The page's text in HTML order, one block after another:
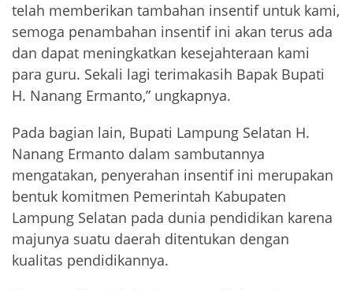
telah memberikan tambahan insentif untuk kami,
semoga penambahan insentif ini akan terus ada
dan dapat meningkatkan kesejahteraan kami
para guru. Sekali lagi terimakasih Bapak Bupati
H. Nanang Ermanto,” ungkapnya.
Pada bagian lain, Bupati Lampung Selatan H.
Nanang Ermanto dalam sambutannya
mengatakan, penyerahan insentif ini merupakan
bentuk komitmen Pemerintah Kabupaten
Lampung Selatan pada dunia pendidikan karena
majunya suatu daerah ditentukan dengan
kualitas pendidikannya.